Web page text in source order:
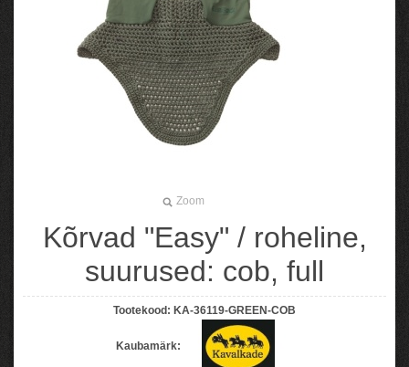
Zoom
Kõrvad "Easy" / roheline,
suurused: cob, full
Tootekood: KA-36119-GREEN-COB
Kaubamärk: